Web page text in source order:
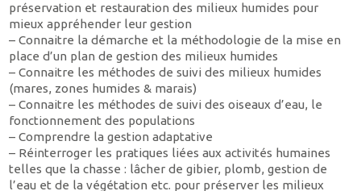
préservation et restauration des milieux humides pour
mieux appréhender leur gestion
– Connaitre la démarche et la méthodologie de la mise en
place d’un plan de gestion des milieux humides
– Connaitre les méthodes de suivi des milieux humides
(mares, zones humides & marais)
– Connaitre les méthodes de suivi des oiseaux d’eau, le
fonctionnement des populations
– Comprendre la gestion adaptative
– Réinterroger les pratiques liées aux activités humaines
telles que la chasse : lâcher de gibier, plomb, gestion de
l’eau et de la végétation etc. pour préserver les milieux